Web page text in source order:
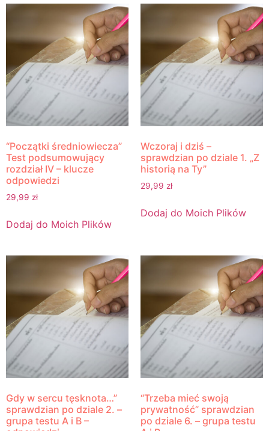
“Początki średniowiecza”
Test podsumowujący
rozdział IV – klucze
odpowiedzi
29,99 zł
Dodaj do Moich Plików
Wczoraj i dziś –
sprawdzian po dziale 1. „Z
historią na Ty”
29,99 zł
Dodaj do Moich Plików
Gdy w sercu tęsknota…”
sprawdzian po dziale 2. –
grupa testu A i B –
“Trzeba mieć swoją
prywatność” sprawdzian
po dziale 6. – grupa testu